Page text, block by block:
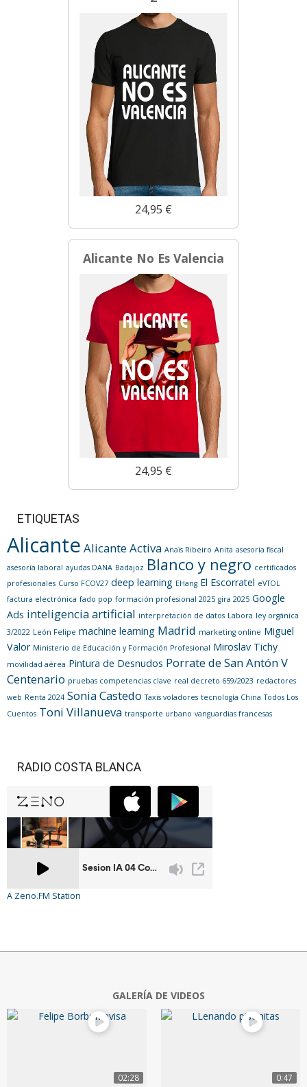
24,95 €
Alicante No Es Valencia
24,95 €
ETIQUETAS
Alicante Alicante Activa Anaïs Ribeiro Anita asesoría fiscal
asesoría laboral ayudas DANA Badajoz Blanco y negro certificados
profesionales Curso FCOV27 deep learning EHang El Escorratel eVTOL
factura electrónica fado pop formación profesional 2025 gira 2025 Google
Ads inteligencia artificial interpretación de datos Labora ley orgánica
3/2022 León Felipe machine learning Madrid marketing online Miguel
Valor Ministerio de Educación y Formación Profesional Miroslav Tichy
movilidad aérea Pintura de Desnudos Porrate de San Antón V
Centenario pruebas competencias clave real decreto 659/2023 redactores
web Renta 2024 Sonia Castedo Taxis voladores tecnología China Todos Los
Cuentos Toni Villanueva transporte urbano vanguardias francesas
RADIO COSTA BLANCA
A Zeno.FM Station
GALERÍA DE VIDEOS
02:28 0:47